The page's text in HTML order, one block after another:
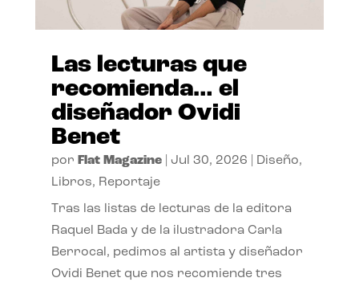
Las lecturas que
recomienda… el
diseñador Ovidi
Benet
por Flat Magazine| Jul 30, 2026 Diseño,
Libros, Reportaje
Tras las listas de lecturas de la editora
Raquel Bada y de la ilustradora Carla
Berrocal, pedimos al artista y diseñador
Ovidi Benet que nos recomiende tres